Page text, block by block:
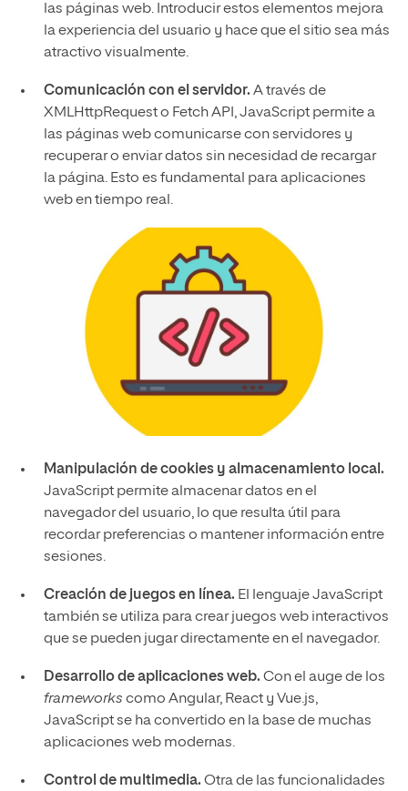
las páginas web. Introducir estos elementos mejora
la experiencia del usuario y hace que el sitio sea más
atractivo visualmente.
Comunicación con el servidor. A través de
XMLHttpRequest o Fetch API, JavaScript permite a
las páginas web comunicarse con servidores y
recuperar o enviar datos sin necesidad de recargar
la página. Esto es fundamental para aplicaciones
web en tiempo real.
Manipulación de cookies y almacenamiento local.
JavaScript permite almacenar datos en el
navegador del usuario, lo que resulta útil para
recordar preferencias o mantener información entre
sesiones.
Creación de juegos en línea. El lenguaje JavaScript
también se utiliza para crear juegos web interactivos
que se pueden jugar directamente en el navegador.
Desarrollo de aplicaciones web. Con el auge de los
frameworks como Angular, React y Vue.js,
JavaScript se ha convertido en la base de muchas
aplicaciones web modernas.
Control de multimedia. Otra de las funcionalidades